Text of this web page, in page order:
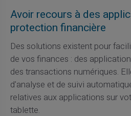
Avoir recours à des
protection financière
Des solutions existent pour
de vos finances : des
des transactions numériques.
d'analyse et de suivi
relatives aux applications sur
tablette.